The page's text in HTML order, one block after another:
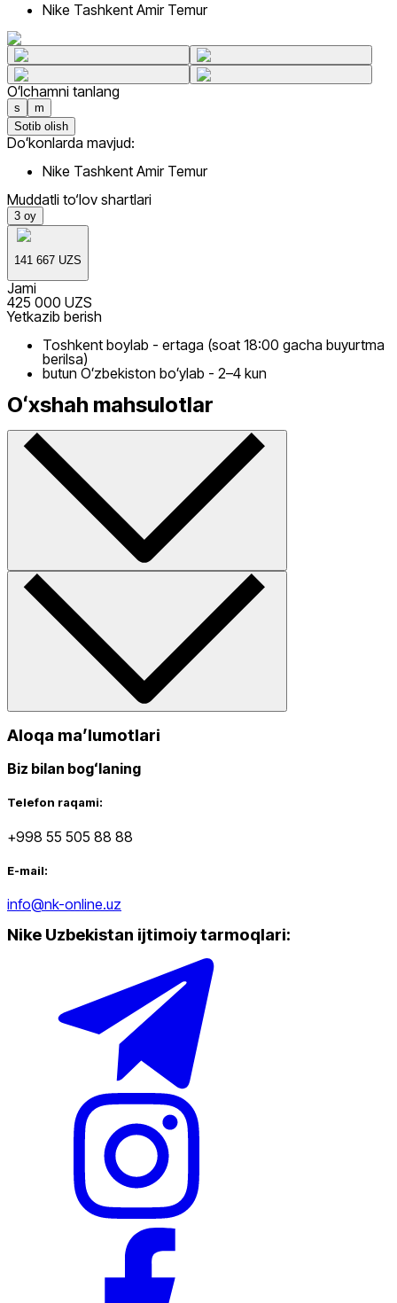
Nike Tashkent Amir Temur
Oʻlchamni tanlang
s
m
Sotib olish
Doʻkonlarda mavjud:
Nike Tashkent Amir Temur
Muddatli to‘lov shartlari
3 oy
141 667 UZS
Jami
425 000 UZS
Yetkazib berish
Toshkent boylab - ertaga (soat 18:00 gacha buyurtma
berilsa)
butun Oʻzbekiston boʻylab - 2–4 kun
Oʻxshah mahsulotlar
Aloqa maʼlumotlari
Biz bilan bogʻlaning
Telefon raqami:
+998 55 505 88 88
E-mail:
info@nk-online.uz
Nike Uzbekistan ijtimoiy tarmoqlari: